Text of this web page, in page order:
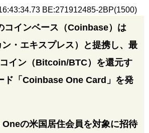
BE:271912485-2BP(1500)
コインベース（Coinbase）は
・エキスプレス）と提携し、最
イン（Bitcoin/BTC）を還元す
ド「Coinbase One Card」を発
の米国居住会員を対象に招待